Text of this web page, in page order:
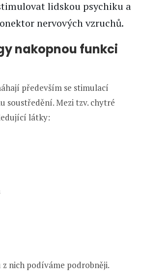
lidskou psychiku a
nervových vzruchů.
nakopnou funkci
především se stimulací
soustředění. Mezi tzv. chytré
látky:
z nich podíváme podrobněji.